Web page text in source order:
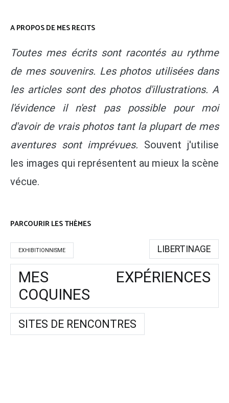
A PROPOS DE MES RECITS
Toutes mes écrits sont racontés au rythme
de mes souvenirs. Les photos utilisées dans
les articles sont des photos d'illustrations. A
l'évidence il n'est pas possible pour moi
d'avoir de vrais photos tant la plupart de mes
aventures sont imprévues. Souvent j'utilise
les images qui représentent au mieux la scène
vécue.
PARCOURIR LES THÈMES
EXHIBITIONNISME LIBERTINAGE
MES EXPÉRIENCES
COQUINES
SITES DE RENCONTRES